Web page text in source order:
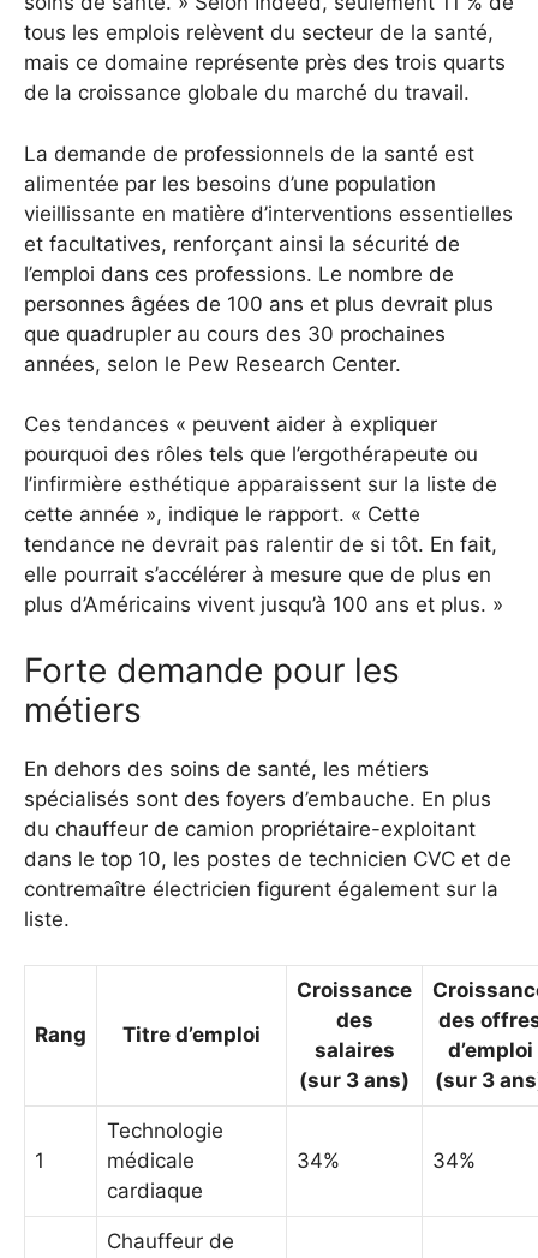
tous les emplois relèvent du secteur de la santé,
mais ce domaine représente près des trois quarts
de la croissance globale du marché du travail.
La demande de professionnels de la santé est
alimentée par les besoins d’une population
vieillissante en matière d’interventions essentielles
et facultatives, renforçant ainsi la sécurité de
l’emploi dans ces professions. Le nombre de
personnes âgées de 100 ans et plus devrait plus
que quadrupler au cours des 30 prochaines
années, selon le Pew Research Center.
Ces tendances « peuvent aider à expliquer
pourquoi des rôles tels que l’ergothérapeute ou
l’infirmière esthétique apparaissent sur la liste de
cette année », indique le rapport. « Cette
tendance ne devrait pas ralentir de si tôt. En fait,
elle pourrait s’accélérer à mesure que de plus en
plus d’Américains vivent jusqu’à 100 ans et plus. »
Forte demande pour les
métiers
En dehors des soins de santé, les métiers
spécialisés sont des foyers d’embauche. En plus
du chauffeur de camion propriétaire-exploitant
dans le top 10, les postes de technicien CVC et de
contremaître électricien figurent également sur la
liste.
Rang Titre d’emploi
Croissance
des
salaires
(sur 3 ans)
des
d’emploi
(sur 3
1
Technologie
médicale
cardiaque
34% 34%
Chauffeur de